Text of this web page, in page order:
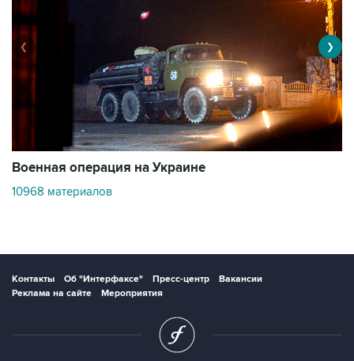
Военная операция на Украине
❮ ❯
Copyright © 1991—2026 Interfax. Все права защищены. Сетевое издание
"Интерфакс.ру". Свидетельство о регистрации СМИ ЭЛ № ФС 77 - 84928 выдано